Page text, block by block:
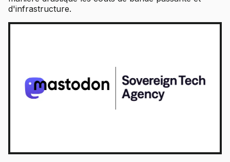
d'infrastructure.